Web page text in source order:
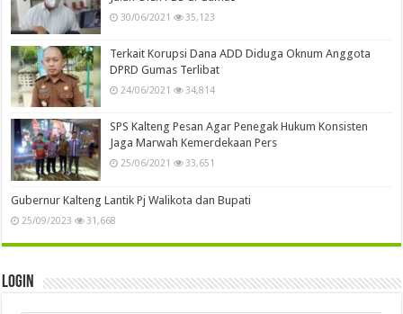
30/06/2021 35,123
Terkait Korupsi Dana ADD Diduga Oknum Anggota
DPRD Gumas Terlibat
24/06/2021 34,814
SPS Kalteng Pesan Agar Penegak Hukum Konsisten
Jaga Marwah Kemerdekaan Pers
25/06/2021 33,651
Gubernur Kalteng Lantik Pj Walikota dan Bupati
25/09/2023 31,668
Login